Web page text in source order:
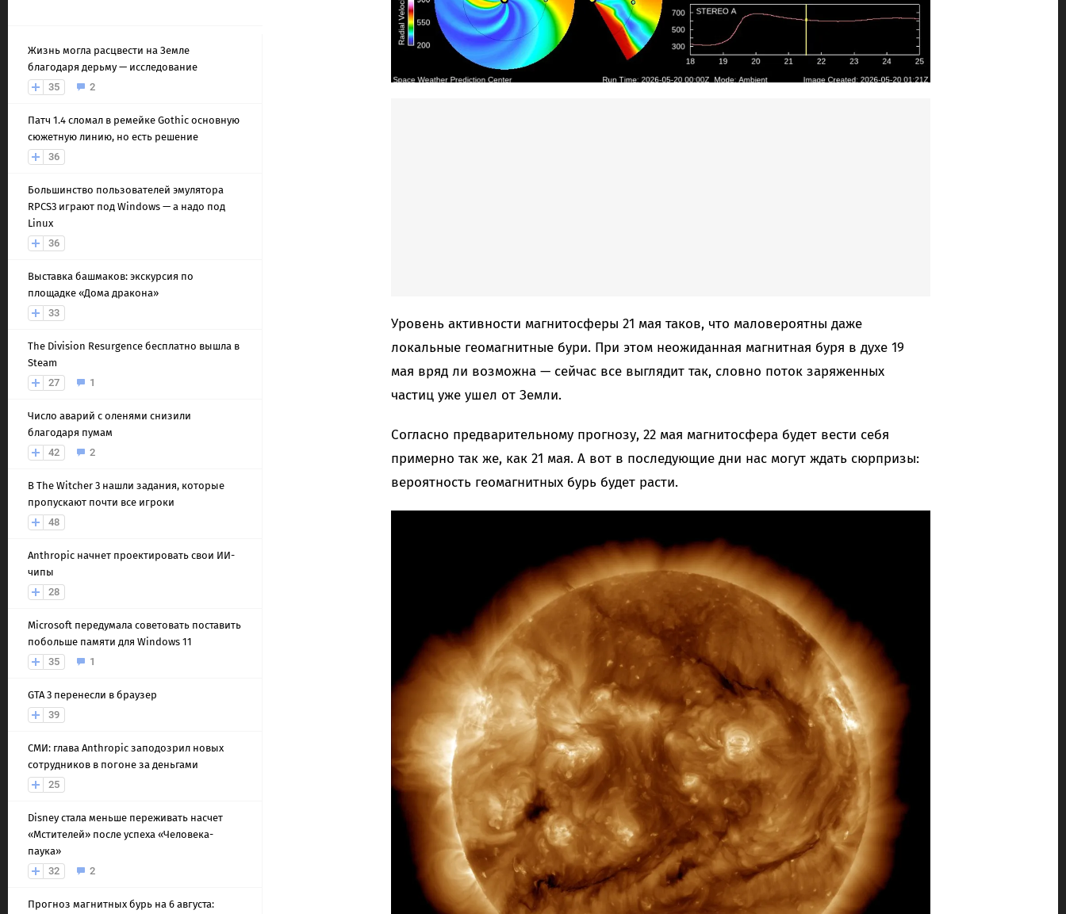
Жизнь могла расцвести на Земле
благодаря дерьму — исследование
35
2
Патч 1.4 сломал в ремейке Gothic основную
сюжетную линию, но есть решение
36
Большинство пользователей эмулятора
RPCS3 играют под Windows — а надо под
Linux
36
Выставка башмаков: экскурсия по
площадке «Дома дракона»
33
The Division Resurgence бесплатно вышла в
Steam
27
1
Число аварий с оленями снизили
благодаря пумам
42
2
В The Witcher 3 нашли задания, которые
пропускают почти все игроки
48
Anthropic начнет проектировать свои ИИ-
чипы
28
Microsoft передумала советовать поставить
побольше памяти для Windows 11
35
1
GTA 3 перенесли в браузер
39
СМИ: глава Anthropic заподозрил новых
сотрудников в погоне за деньгами
25
Disney стала меньше переживать насчет
«Мстителей» после успеха «Человека-
паука»
32
2
Прогноз магнитных бурь на 6 августа:
Уровень активности магнитосферы 21 мая таков, что маловероятны даже
локальные геомагнитные бури. При этом неожиданная магнитная буря в духе 19
мая вряд ли возможна — сейчас все выглядит так, словно поток заряженных
частиц уже ушел от Земли.
Согласно предварительному прогнозу, 22 мая магнитосфера будет вести себя
примерно так же, как 21 мая. А вот в последующие дни нас могут ждать сюрпризы:
вероятность геомагнитных бурь будет расти.